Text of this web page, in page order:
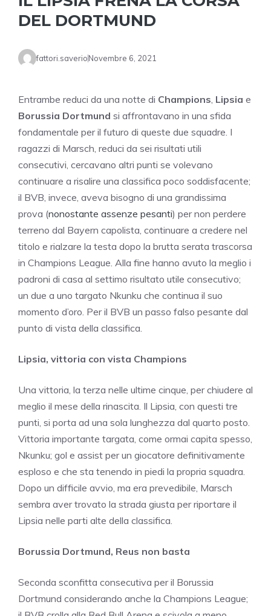
DEL DORTMUND
fattori.saverioNovembre 6, 2021
Entrambe reduci da una notte di Champions, Lipsia e
Borussia Dortmund si affrontavano in una sfida
fondamentale per il futuro di queste due squadre. I
ragazzi di Marsch, reduci da sei risultati utili
consecutivi, cercavano altri punti se volevano
continuare a risalire una classifica poco soddisfacente;
il BVB, invece, aveva bisogno di una grandissima
prova (nonostante assenze pesanti) per non perdere
terreno dal Bayern capolista, continuare a credere nel
titolo e rialzare la testa dopo la brutta serata trascorsa
in Champions League. Alla fine hanno avuto la meglio i
padroni di casa al settimo risultato utile consecutivo;
un due a uno targato Nkunku che continua il suo
momento d’oro. Per il BVB un passo falso pesante dal
punto di vista della classifica.
Lipsia, vittoria con vista Champions
Una vittoria, la terza nelle ultime cinque, per chiudere al
meglio il mese della rinascita. Il Lipsia, con questi tre
punti, si porta ad una sola lunghezza dal quarto posto.
Vittoria importante targata, come ormai capita spesso,
Nkunku; gol e assist per un giocatore definitivamente
esploso e che sta tenendo in piedi la propria squadra.
Dopo un difficile avvio, ma era prevedibile, Marsch
sembra aver trovato la strada giusta per riportare il
Lipsia nelle parti alte della classifica.
Borussia Dortmund, Reus non basta
Seconda sconfitta consecutiva per il Borussia
Dortmund considerando anche la Champions League;